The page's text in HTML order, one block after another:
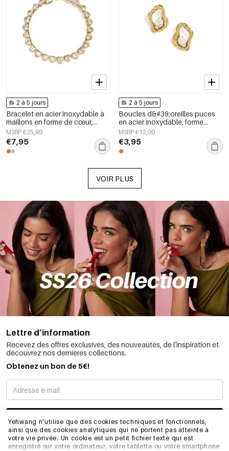
Yehwang n'utilise que des cookies techniques et fonctionnels,
ainsi que des cookies analytiques qui ne portent pas atteinte à
votre vie privée. Un cookie est un petit fichier texte qui est
enregistré sur votre ordinateur, votre tablette ou votre smartphone
2 à 5 jours
Bracelet en acier inoxydable à
maillons en forme de cœur,
collection Daily Simple, bijoux
pour femmes
MSRP €25,99
€7,95
2 à 5 jours
Boucles d&#39;oreilles puces
en acier inoxydable, forme
géométrique, collection simple
pour le quotidien, bijoux pour
femmes
MSRP €12,99
€3,95
VOIR PLUS
Lettre d’information
Recevez des offres exclusives, des nouveautés, de l’inspiration et
découvrez nos dernières collections.
Obtenez un bon de 5€!
JE M’INSCRIS